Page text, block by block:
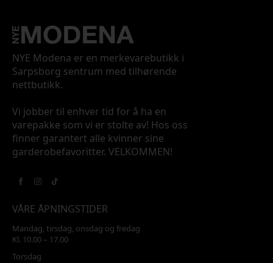
NYE Modena er en merkevarebutikk i
Sarpsborg sentrum med tilhørende
nettbutikk.
Vi jobber til enhver tid for å ha en
varepakke som vi er stolte av! Hos oss
finner garantert alle kvinner sine
garderobefavoritter. VELKOMMEN!
VÅRE ÅPNINGSTIDER
Mandag, tirsdag, onsdag og fredag
Kl. 10.00 – 17.00
Torsdag